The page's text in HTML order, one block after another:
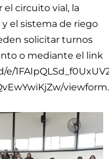
circuito vial, la
el sistema de riego
solicitar turnos
o mediante el link
viewform.